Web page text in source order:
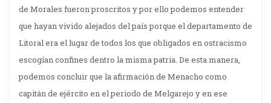
de Morales fueron proscritos y por ello podemos entender
que hayan vivido alejados del país porque el departamento de
Litoral era el lugar de todos los que obligados en ostracismo
escogían confines dentro la misma patria. De esta manera,
podemos concluir que la afirmación de Menacho como
capitán de ejército en el periodo de Melgarejo y en ese